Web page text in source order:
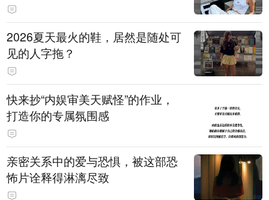
2026夏天最火的鞋，居然是随处可
见的人字拖？
快来抄“内娱审美天赋怪”的作业，
打造你的专属氛围感
亲密关系中的爱与恐惧，被这部恐
怖片诠释得淋漓尽致